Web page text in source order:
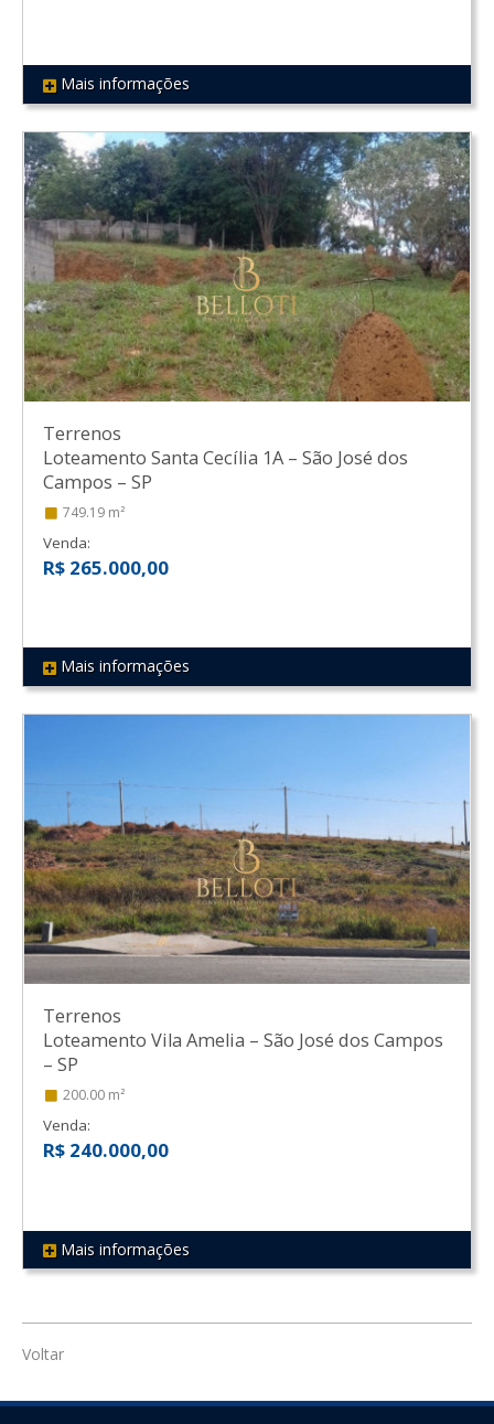
REF 102
Mais informações
REF 148
Terrenos
Loteamento Santa Cecília 1A– São José dos
Campos – SP
749.19 m²
Venda:
R$ 265.000,00
Mais informações
REF 406
Terrenos
Loteamento Vila Amelia – São José dos Campos
– SP
200.00 m²
Venda:
R$ 240.000,00
Mais informações
Voltar